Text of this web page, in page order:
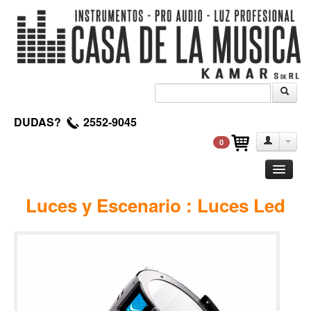
DUDAS? 2552-9045
0
Clasica
Luces y Escenario : Luces Led